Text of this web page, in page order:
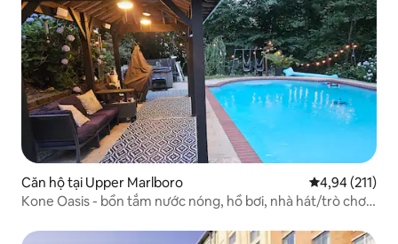
Căn hộ tại Upper Marlboro Xếp hạng
4,94 (211)
Kone Oasis - bồn tắm nước nóng, hồ bơi, nhà hát/trò chơi